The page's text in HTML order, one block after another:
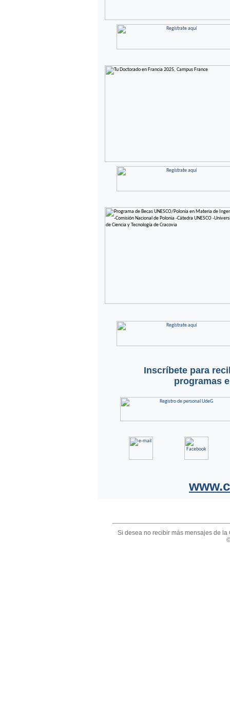
Inscríbete para
programas
Si desea no recibir más mensajes de